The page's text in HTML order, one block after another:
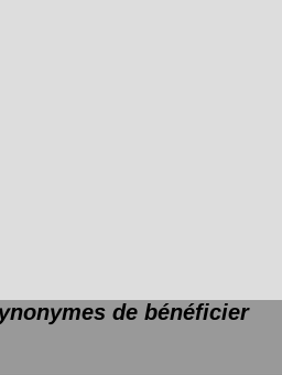
de bénéficier